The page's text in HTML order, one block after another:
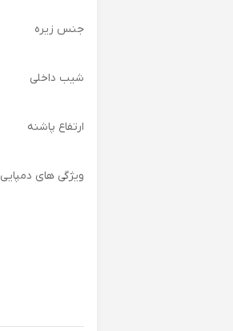
جنس زیره
شیب داخلی
ارتفاع پاشنه
ویژگی های دمپایی